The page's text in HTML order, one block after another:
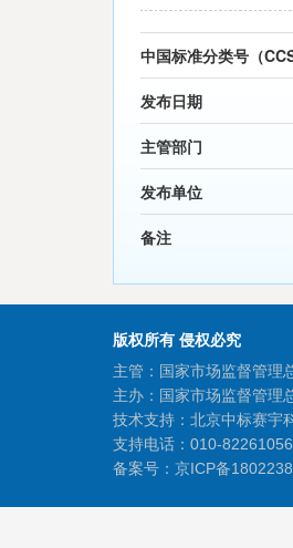
中国标准分类号（CCS
发布日期
主管部门
发布单位
备注
版权所有 侵权必究
主管：国家市场监督管理
主办：国家市场监督管理
技术支持：北京中标赛宇
支持电话：010-82261056
备案号： 京ICP备